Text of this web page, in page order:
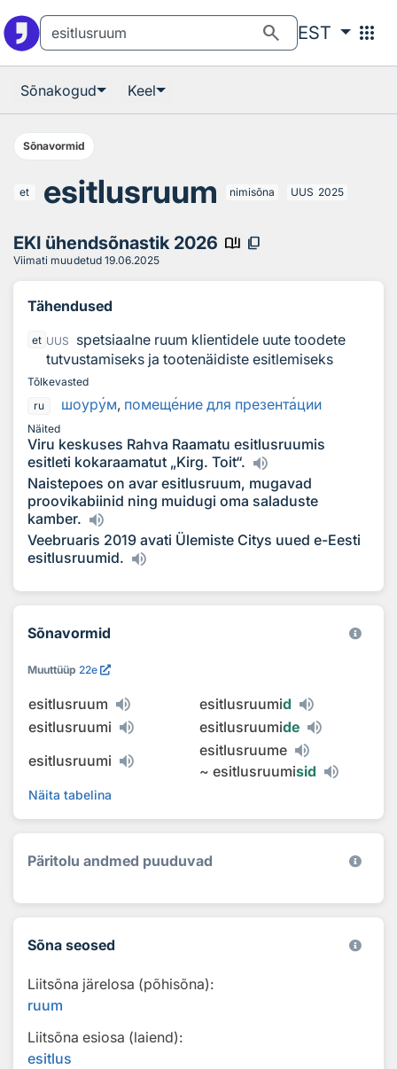
search EST apps
Sõnakogud Keel
Sõnavormid
et esitlusruum nimisõna UUS 2025
EKI ühendsõnastik 2026 book_ribbon content_copy
Viimati muudetud 19.06.2025
Tähendused
et UUS
spetsiaalne ruum klientidele uute toodete
tutvustamiseks ja tootenäidiste esitlemiseks
Tõlkevasted
ru
шоурум, помещение для презентации
Näited
Viru keskuses Rahva Raamatu esitlusruumis
esitleti kokaraamatut „Kirg. Toit“.
Naistepoes on avar esitlusruum, mugavad
proovikabiinid ning muidugi oma saladuste
kamber.
Veebruaris 2019 avati Ülemiste Citys uued e-Eesti
esitlusruumid.
Sõnavormid
Muuttüüp 22e
esitlusruum esitlusruumid
esitlusruumi
esitlusruumide
esitlusruumi
esitlusruume
~ esitlusruumisid
Näita tabelina
Päritolu andmed puuduvad
Sõna seosed
Liitsõna järelosa (põhisõna):
ruum
Liitsõna esiosa (laiend):
esitlus